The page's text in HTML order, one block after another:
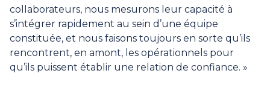
collaborateurs, nous mesurons leur capacité à
s’intégrer rapidement au sein d’une équipe
constituée, et nous faisons toujours en sorte qu’ils
rencontrent, en amont, les opérationnels pour
qu’ils puissent établir une relation de confiance. »